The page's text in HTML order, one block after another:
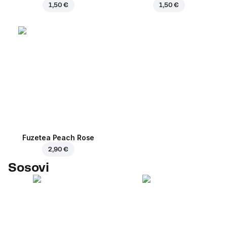
1,50 € 1,50 €
Fuzetea Peach Rose
2,90 €
Sosovi